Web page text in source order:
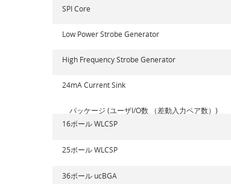
SPI Core
Low Power Strobe Generator
High Frequency Strobe Generator
24mA Current Sink
パッケージ (ユーザI/O数 （差動入力ペア数）)
16ボール WLCSP
25ボール WLCSP
36ボール ucBGA